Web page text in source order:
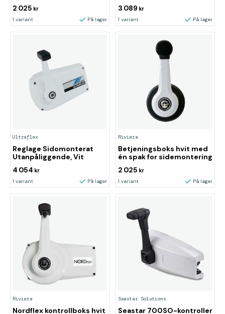
2 025 kr
1 variant På lager
3 089 kr
1 variant På lager
Ultraflex
Reglage Sidomonterat
Utanpåliggende, Vit
4 054 kr
1 variant På lager
Riviera
Betjeningsboks hvit med
én spak for sidemontering
2 025 kr
1 variant På lager
Riviera
Nordflex kontrollboks hvit
Seastar Solutions
Seastar 700SO-kontroller